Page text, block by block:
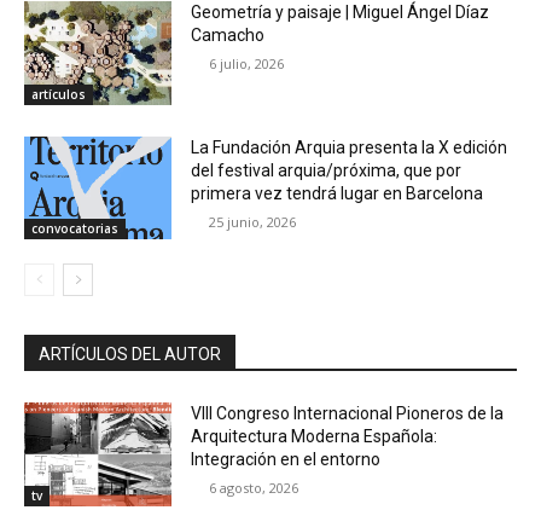
artículos
Geometría y paisaje | Miguel Ángel Díaz
Camacho
6 julio, 2026
convocatorias
La Fundación Arquia presenta la X edición
del festival arquia/próxima, que por
primera vez tendrá lugar en Barcelona
25 junio, 2026
ARTÍCULOS DEL AUTOR
tv
VIII Congreso Internacional Pioneros de la
Arquitectura Moderna Española:
Integración en el entorno
6 agosto, 2026